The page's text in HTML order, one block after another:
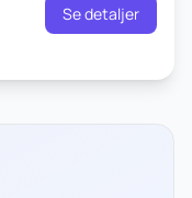
Se detaljer